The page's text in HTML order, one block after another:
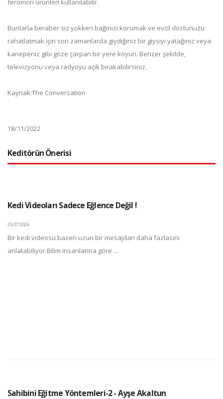
feromon ürünleri kullanılabilir.
Bunlarla beraber siz yokken bağınızı korumak ve evcil dostunuzu
rahatlatmak için son zamanlarda giydiğiniz bir giysiyi yatağınız veya
kanepeniz gibi göze çarpan bir yere koyun. Benzer şekilde,
televizyonu veya radyoyu açık bırakabilirsiniz.
Kaynak:The Conversation
18/11/2022
Keditörün Önerisi
Kedi Videoları Sadece Eğlence Değil !
25.07.2026
Bir kedi videosu bazen uzun bir mesajdan daha fazlasını
anlatabiliyor.Bilim insanlarına göre ...
Sahibini Eğitme Yöntemleri-2 - Ayşe Akaltun